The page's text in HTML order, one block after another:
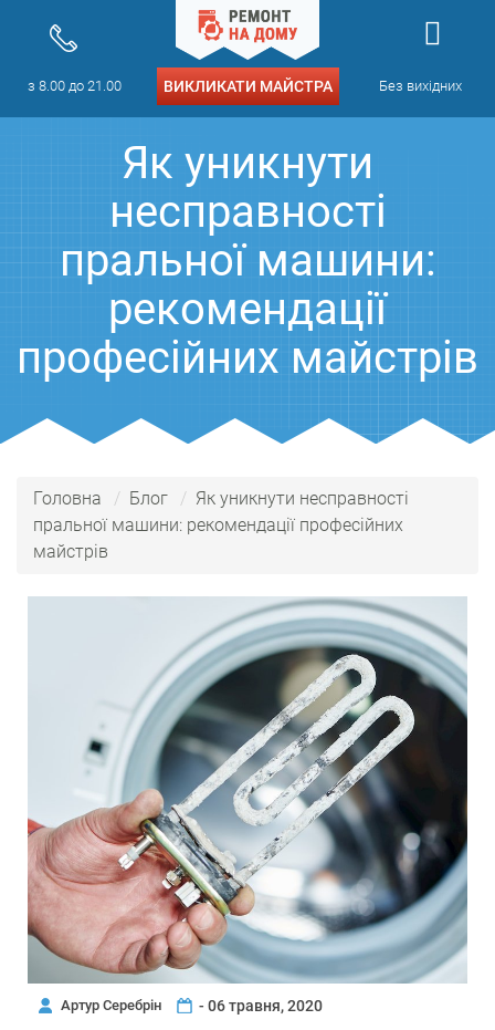
з 8.00 до 21.00 ВИКЛИКАТИ МАЙСТРА Без вихідних
Як уникнути
несправності
пральної машини:
рекомендації
професійних майстрів
Головна Блог
Як уникнути несправності
пральної машини: рекомендації професійних
майстрів
Артур Серебрін - 06 травня, 2020